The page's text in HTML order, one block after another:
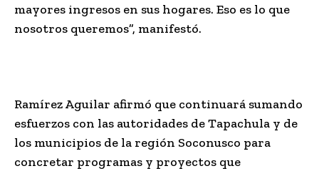
mayores ingresos en sus hogares. Eso es lo que
nosotros queremos”, manifestó.
Ramírez Aguilar afirmó que continuará sumando
esfuerzos con las autoridades de Tapachula y de
los municipios de la región Soconusco para
concretar programas y proyectos que